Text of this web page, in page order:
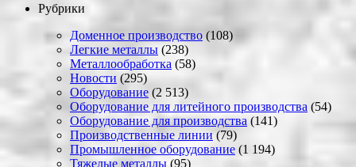
Рубрики
Доменное производство (108)
Легкие металлы (238)
Металлообработка (58)
Новости (295)
Оборудование (2 513)
Оборудование для литейного производства (54)
Оборудование для производства (141)
Производственные линии (79)
Промышленное оборудование (1 194)
Тяжелые металлы (95)